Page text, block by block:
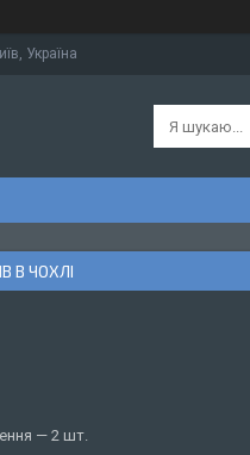
Україна
В ЧОХЛІ
— 2 шт.